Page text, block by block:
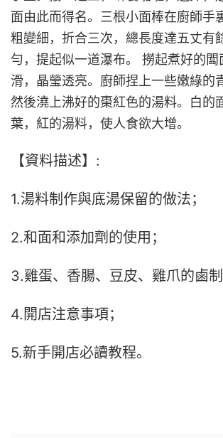
面由此而得名。三根小面棒在廚師手
粗變細，折合三次，總長度達五丈有
勻，提起似一道瀑布。 撈起煮好的闆
滑，晶瑩透亮。廚師捏上一些嫩綠的
然後澆上沸好的棗紅色的湯料。白的
葉，紅的湯料，使人食欲大增。
【資料描述】:
1.湯料制作與底湯保留的做法；
2.和面和添加劑的使用；
3.雞蛋、香腸、豆皮、雞爪的鹵制
4.開店注意事項；
5.新手開店必讀教程。